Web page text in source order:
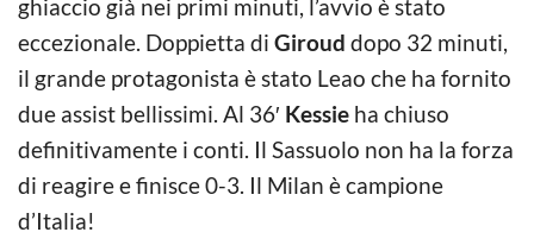
ghiaccio già nei primi minuti, l’avvio è stato
eccezionale. Doppietta di Giroud dopo 32 minuti,
il grande protagonista è stato Leao che ha fornito
due assist bellissimi. Al 36′ Kessie ha chiuso
definitivamente i conti. Il Sassuolo non ha la forza
di reagire e finisce 0-3. Il Milan è campione
d’Italia!